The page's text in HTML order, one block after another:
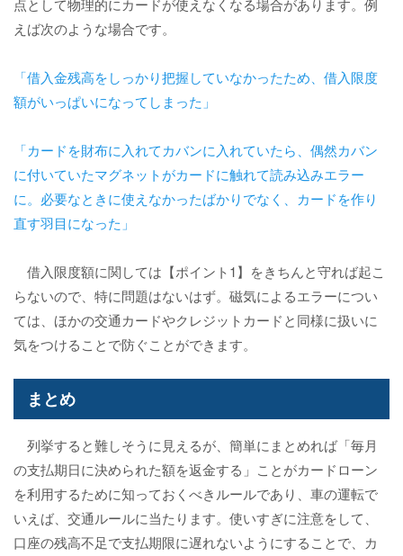
点として物理的にカードが使えなくなる場合があります。例
えば次のような場合です。
「借入金残高をしっかり把握していなかったため、借入限度
額がいっぱいになってしまった」
「カードを財布に入れてカバンに入れていたら、偶然カバン
に付いていたマグネットがカードに触れて読み込みエラー
に。必要なときに使えなかったばかりでなく、カードを作り
直す羽目になった」
借入限度額に関しては【ポイント1】をきちんと守れば起こ
らないので、特に問題はないはず。磁気によるエラーについ
ては、ほかの交通カードやクレジットカードと同様に扱いに
気をつけることで防ぐことができます。
まとめ
列挙すると難しそうに見えるが、簡単にまとめれば「毎月
の支払期日に決められた額を返金する」ことがカードローン
を利用するために知っておくべきルールであり、車の運転で
いえば、交通ルールに当たります。使いすぎに注意をして、
口座の残高不足で支払期限に遅れないようにすることで、カ